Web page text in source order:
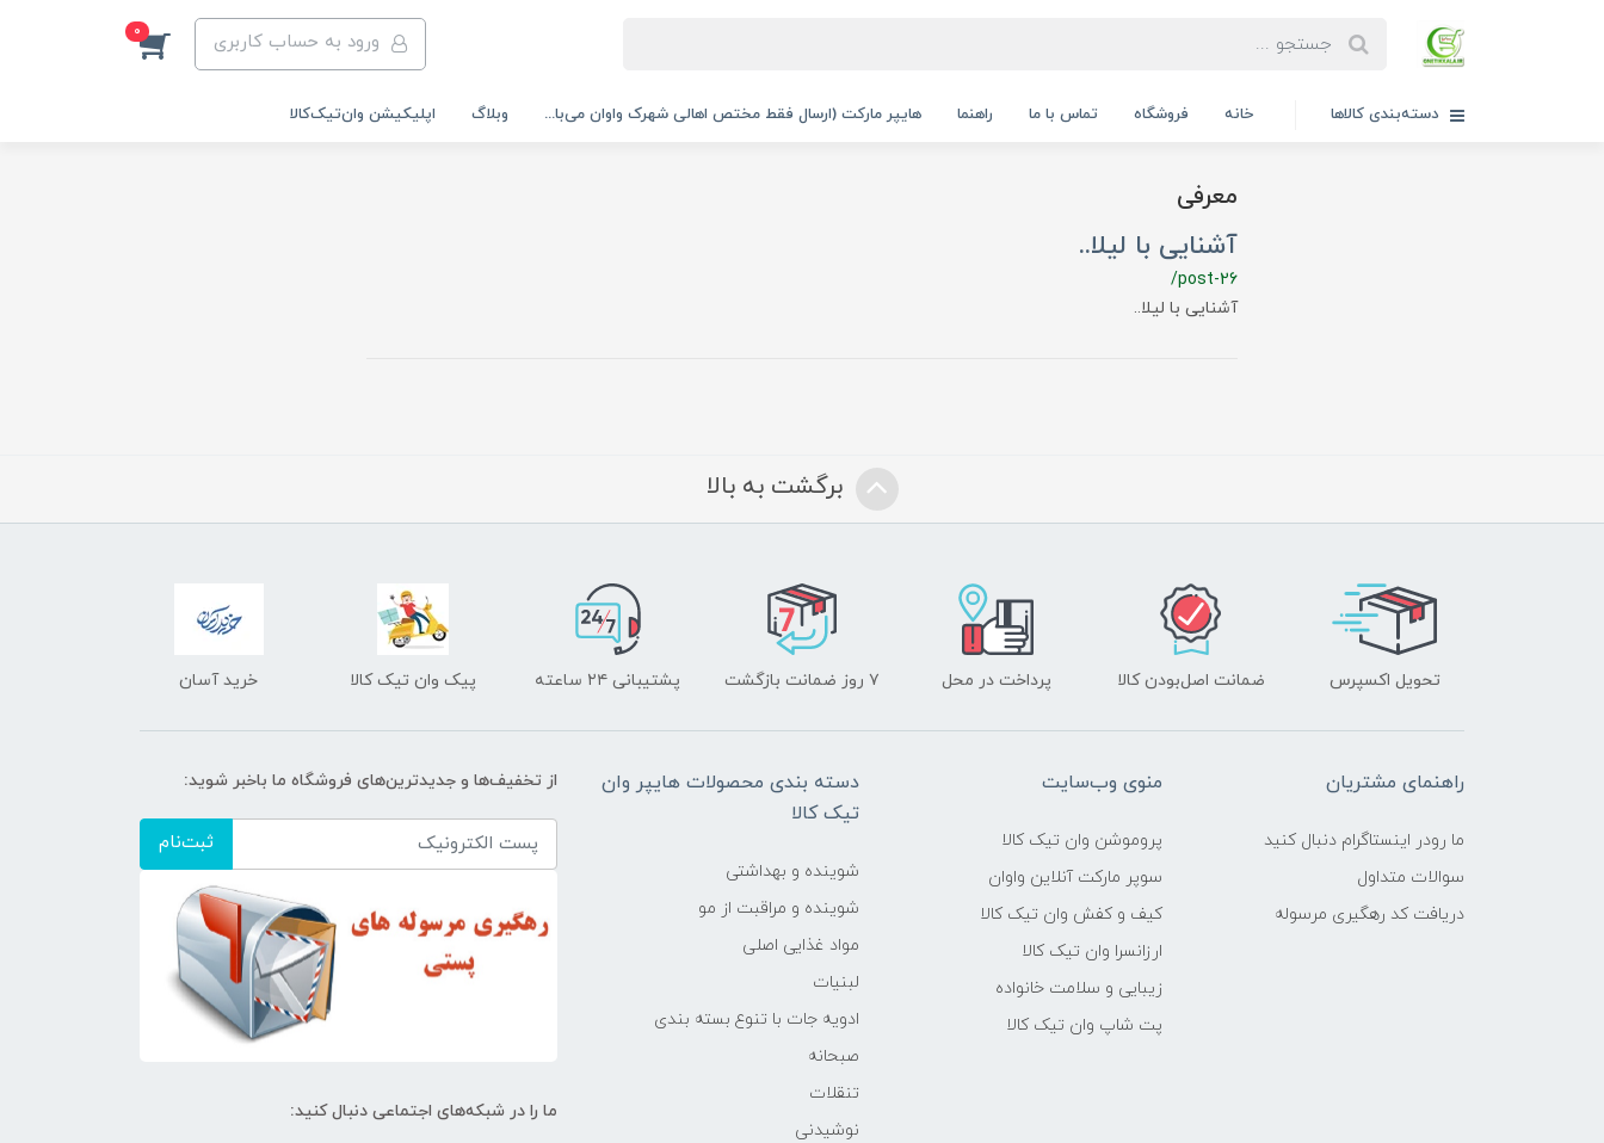
ورود به حساب کاربری 0
دسته‌بندی کالاها خانه فروشگاه تماس با ما راهنما هایپر مارکت (ارسال فقط مختص اهالی شهرک واوان می‌با... وبلاگ اپلیکیشن وان‌تیک‌کالا‌
معرفی
آشنایی با لیلا..
/post-26
آشنایی با لیلا..
برگشت به بالا
تحویل اکسپرس ضمانت اصل‌بودن کالا پرداخت در محل ۷ روز ضمانت بازگشت پشتیبانی ۲۴ ساعته پیک وان تیک کالا خرید آسان
راهنمای مشتریان
ما رودر اینستاگرام دنبال کنید
سوالات متداول
دریافت کد رهگیری مرسوله
منوی وب‌سایت
پروموشن وان تیک کالا
سوپر مارکت آنلاین واوان
کیف و کفش وان تیک کالا
ارزانسرا وان تیک کالا
زیبایی و سلامت خانواده
پت شاپ وان تیک کالا
دسته بندی محصولات هایپر وان
تیک کالا
شوینده و بهداشتی
شوینده و مراقبت از مو
مواد غذایی اصلی
لبنیات
ادویه جات با تنوع بسته بندی
صبحانه
تنقلات
نوشیدنی
از تخفیف‌ها و جدیدترین‌های فروشگاه ما باخبر شوید:
ثبت‌نام
ما را در شبکه‌های اجتماعی دنبال کنید: